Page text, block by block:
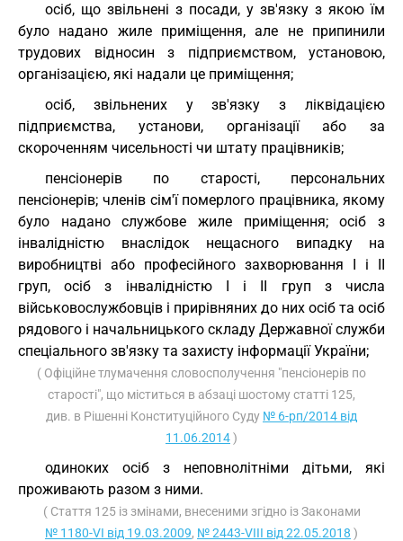
осіб, що звільнені з посади, у зв'язку з якою їм
було надано жиле приміщення, але не припинили
трудових відносин з підприємством, установою,
організацією, які надали це приміщення;
осіб, звільнених у зв'язку з ліквідацією
підприємства, установи, організації або за
скороченням чисельності чи штату працівників;
пенсіонерів по старості, персональних
пенсіонерів; членів сім'ї померлого працівника, якому
було надано службове жиле приміщення; осіб з
інвалідністю внаслідок нещасного випадку на
виробництві або професійного захворювання I і II
груп, осіб з інвалідністю I і II груп з числа
військовослужбовців і прирівняних до них осіб та осіб
рядового і начальницького складу Державної служби
спеціального зв'язку та захисту інформації України;
( Офіційне тлумачення словосполучення "пенсіонерів по
старості", що міститься в абзаці шостому статті 125,
див. в Рішенні Конституційного Суду № 6-рп/2014 від
11.06.2014)
одиноких осіб з неповнолітніми дітьми, які
проживають разом з ними.
( Стаття 125 із змінами, внесеними згідно із Законами
№ 1180-VI від 19.03.2009, № 2443-VIII від 22.05.2018 )